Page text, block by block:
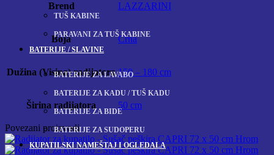
TUŠ KABINE
PARAVANI ZA TUŠ KABINE
BATERIJE / SLAVINE
BATERIJE ZA LAVABO
BATERIJE ZA KADU / TUŠ KADU
BATERIJE ZA BIDE
BATERIJE ZA SUDOPERU
KUPATILSKI NAMEŠTAJ I OGLEDALA
Brend LAZZARINI
Boja Crna
Dužina (Visina) radijatora 150 – 180 cm
Širina radijatora 50 cm
Povezani proizvodi